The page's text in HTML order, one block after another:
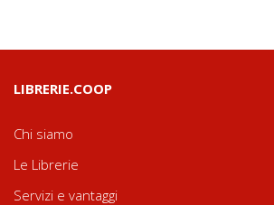
LIBRERIE.COOP
Chi siamo
Le Librerie
Servizi e vantaggi